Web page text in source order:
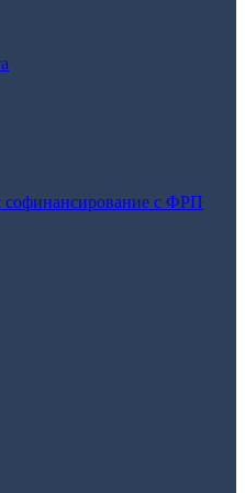
софинансирование с ФРП